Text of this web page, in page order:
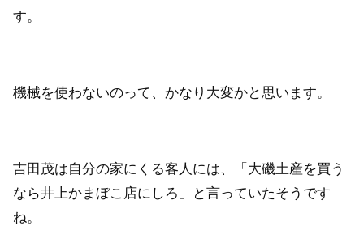
す。
機械を使わないのって、かなり大変かと思います。
吉田茂は自分の家にくる客人には、「大磯土産を買う
なら井上かまぼこ店にしろ」と言っていたそうです
ね。